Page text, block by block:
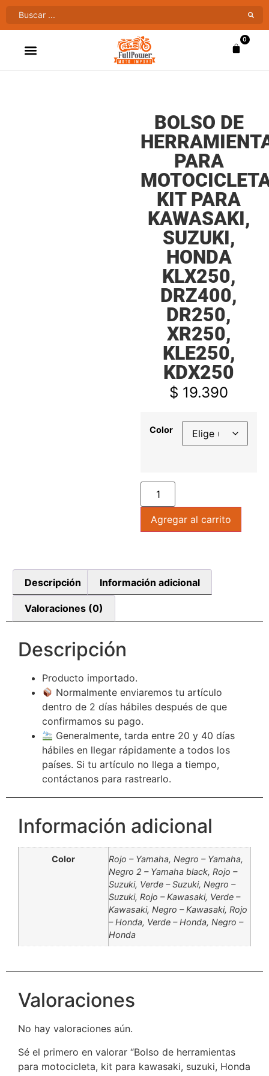
0
BOLSO DE
PARA
KIT PARA
KAWASAKI,
SUZUKI,
HONDA
KLX250,
DRZ400,
DR250,
XR250,
KLE250,
KDX250
$ 19.390
Color
Agregar al carrito
Descripción Información adicional
Valoraciones (0)
Descripción
Producto importado.
Normalmente enviaremos tu artículo
dentro de 2 días hábiles después de que
confirmamos su pago.
Generalmente, tarda entre 20 y 40 días
hábiles en llegar rápidamente a todos los
países. Si tu artículo no llega a tiempo,
contáctanos para rastrearlo.
Información adicional
Color
Rojo – Yamaha, Negro – Yamaha,
Negro 2 – Yamaha black, Rojo –
Suzuki, Verde – Suzuki, Negro –
Suzuki, Rojo – Kawasaki, Verde –
Kawasaki, Negro – Kawasaki, Rojo
– Honda, Verde – Honda, Negro –
Honda
Valoraciones
No hay valoraciones aún.
Sé el primero en valorar “Bolso de herramientas
para motocicleta, kit para kawasaki, suzuki, Honda